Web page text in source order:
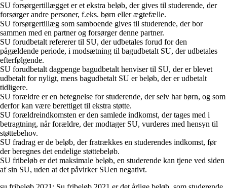
SU forsørgertillægget er et ekstra beløb, der gives til studerende, der
forsørger andre personer, f.eks. børn eller ægtefælle.
SU forsørgertillæg som samboende gives til studerende, der bor
sammen med en partner og forsørger denne partner.
SU forudbetalt refererer til SU, der udbetales forud for den
pågældende periode, i modsætning til bagudbetalt SU, der udbetales
efterfølgende.
SU forudbetalt dagpenge bagudbetalt henviser til SU, der er blevet
udbetalt for nyligt, mens bagudbetalt SU er beløb, der er udbetalt
tidligere.
SU forældre er en betegnelse for studerende, der selv har børn, og som
derfor kan være berettiget til ekstra støtte.
SU forældreindkomsten er den samlede indkomst, der tages med i
betragtning, når forældre, der modtager SU, vurderes med hensyn til
støttebehov.
SU fradrag er de beløb, der fratrækkes en studerendes indkomst, før
der beregnes det endelige støttebeløb.
SU fribeløb er det maksimale beløb, en studerende kan tjene ved siden
af sin SU, uden at det påvirker SUen negativt.